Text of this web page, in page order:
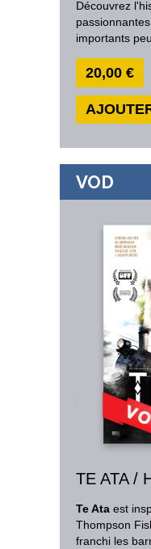
Découvrez
importants
20,00 €
VOD
TE ATA /
Te Ata est
Thompson
franchi les